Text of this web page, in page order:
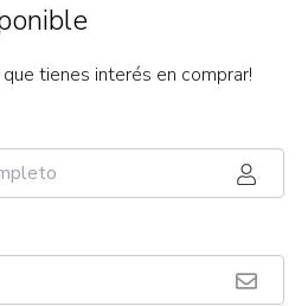
tienes interés en comprar!